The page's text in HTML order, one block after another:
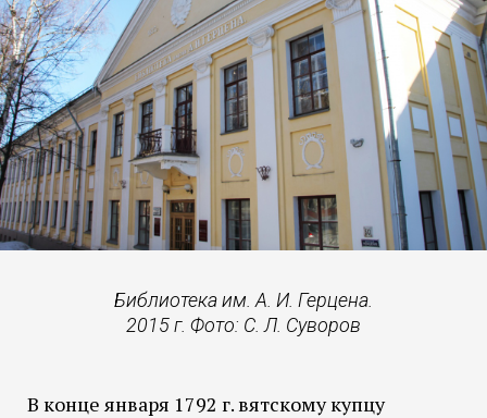
Библиотека им. А. И. Герцена.
2015 г. Фото: С. Л. Суворов
В конце января 1792 г. вятскому купцу